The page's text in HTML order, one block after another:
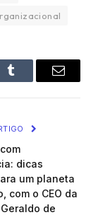
Tumblr Email
dicas
um planeta
com o CEO da
de